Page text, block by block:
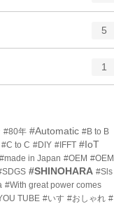
5
1
#80年 #Automatic #B to B
#C to C #DIY #IFFT #IoT
#made in Japan #OEM #OEM
#SHINOHARA #Sls
#With great power comes
TUBE #いす #おしゃれ #